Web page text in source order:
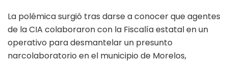
La polémica surgió tras darse a conocer que agentes
de la CIA colaboraron con la Fiscalía estatal en un
operativo para desmantelar un presunto
narcolaboratorio en el municipio de Morelos,